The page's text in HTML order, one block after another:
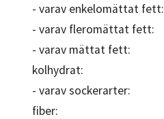
- varav enkelomättat fett:
- varav fleromättat fett:
- varav mättat fett:
kolhydrat:
- varav sockerarter:
fiber: